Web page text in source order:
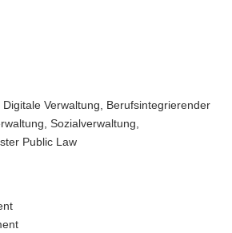
Verwaltung, Berufsintegrierender
Sozialverwaltung,
Public Law